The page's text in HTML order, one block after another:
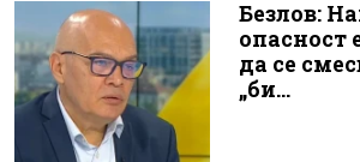
Безлов:
опасност
да се
„би...